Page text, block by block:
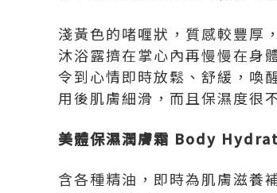
淺黃色的啫喱狀，質感較豐厚
沐浴露擠在掌心內再慢慢在身
令到心情即時放鬆、舒緩，喚
用後肌膚細滑，而且保濕度很
美體保濕潤膚霜 Body
含各種精油，即時為肌膚滋養